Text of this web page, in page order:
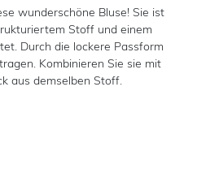
wunderschöne Bluse! Sie ist
Stoff und einem
Durch die lockere Passform
Kombinieren Sie sie mit
aus demselben Stoff.